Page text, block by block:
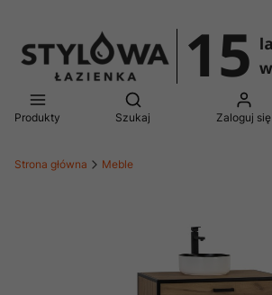
Produkty
Otwórz wyszukiwarkę
Szukaj Zaloguj się
Strona główna Meble